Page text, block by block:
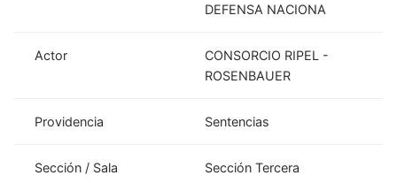
DEFENSA NACIONA
Actor
CONSORCIO RIPEL -
ROSENBAUER
Providencia Sentencias
Sección / Sala Sección Tercera